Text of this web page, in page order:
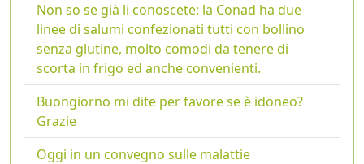
Non so se già li conoscete: la Conad ha due
linee di salumi confezionati tutti con bollino
senza glutine, molto comodi da tenere di
scorta in frigo ed anche convenienti.
Buongiorno mi dite per favore se è idoneo?
Grazie
Oggi in un convegno sulle malattie